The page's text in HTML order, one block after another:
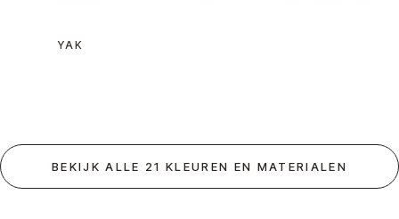
YAK
BEKIJK ALLE 21 KLEUREN EN MATERIALEN